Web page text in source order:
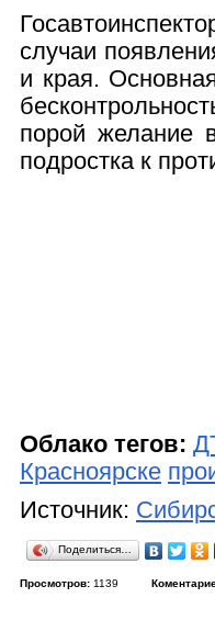
случаи
и края.
порой желание
подростка к
Облако тегов:
Красноярске
Источник:
Поделиться…
Просмотров: 1139